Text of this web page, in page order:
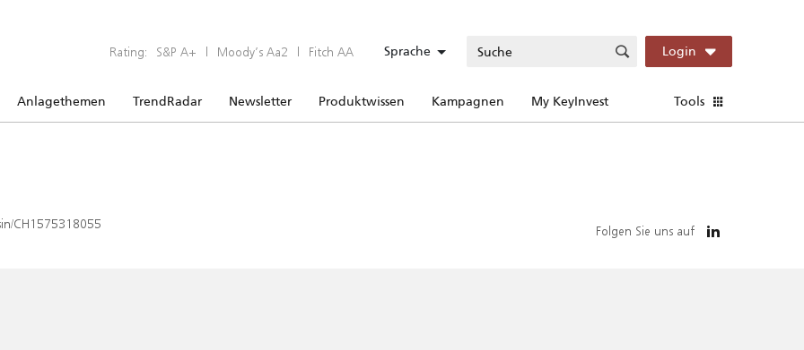
Rating: S&P A+ | Moody’s Aa2 | Fitch AA Sprache Login
Anlagethemen TrendRadar Newsletter Produktwissen Kampagnen My KeyInvest Tools
CH1575318055 Folgen Sie uns auf